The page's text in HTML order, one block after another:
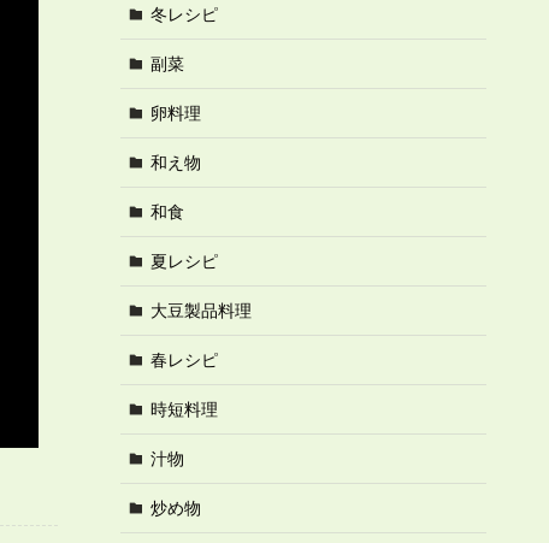
冬レシピ
副菜
卵料理
和え物
和食
夏レシピ
大豆製品料理
春レシピ
時短料理
汁物
炒め物